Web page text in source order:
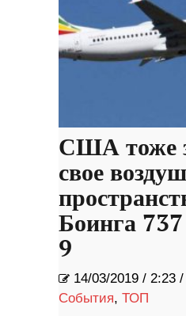
США тоже
свое
Боинга
9
14/03/2019 / 2:23 /
События, ТОП